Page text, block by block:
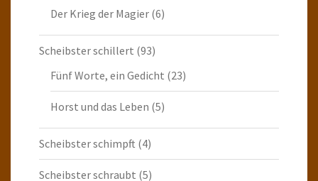
Der Krieg der Magier (6)
Scheibster schillert (93)
Fünf Worte, ein Gedicht (23)
Horst und das Leben (5)
Scheibster schimpft (4)
Scheibster schraubt (5)